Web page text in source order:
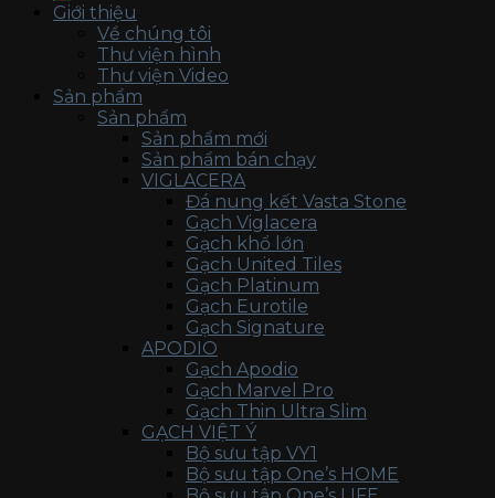
Giới thiệu
Về chúng tôi
Thư viện hình
Thư viện Video
Sản phẩm
Sản phẩm
Sản phẩm mới
Sản phẩm bán chạy
VIGLACERA
Đá nung kết Vasta Stone
Gạch Viglacera
Gạch khổ lớn
Gạch United Tiles
Gạch Platinum
Gạch Eurotile
Gạch Signature
APODIO
Gạch Apodio
Gạch Marvel Pro
Gạch Thin Ultra Slim
GẠCH VIỆT Ý
Bộ sưu tập VY1
Bộ sưu tập One’s HOME